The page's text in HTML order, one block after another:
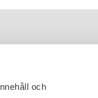
och